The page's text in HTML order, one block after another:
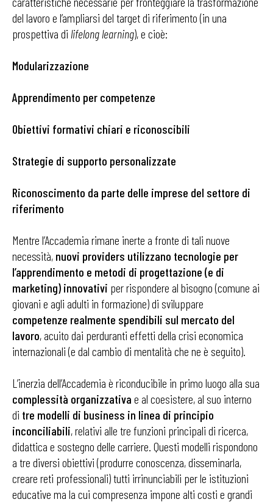
del lavoro e l’ampliarsi del target di riferimento (in una
prospettiva di lifelong learning), e cioè:
Modularizzazione
Apprendimento per competenze
Obiettivi formativi chiari e riconoscibili
Strategie di supporto personalizzate
Riconoscimento da parte delle imprese del settore di
riferimento
Mentre l’Accademia rimane inerte a fronte di tali nuove
necessità, nuovi providers utilizzano tecnologie per
l’apprendimento e metodi di progettazione (e di
marketing) innovativi per rispondere al bisogno (comune ai
giovani e agli adulti in formazione) di sviluppare
competenze realmente spendibili sul mercato del
lavoro, acuito dai perduranti effetti della crisi economica
internazionali (e dal cambio di mentalità che ne è seguito).
L’inerzia dell’Accademia è riconducibile in primo luogo alla sua
complessità organizzativa e al coesistere, al suo interno
di tre modelli di business in linea di principio
inconciliabili, relativi alle tre funzioni principali di ricerca,
didattica e sostegno delle carriere. Questi modelli rispondono
a tre diversi obiettivi (produrre conoscenza, disseminarla,
creare reti professionali) tutti irrinunciabili per le istituzioni
educative ma la cui compresenza impone alti costi e grandi